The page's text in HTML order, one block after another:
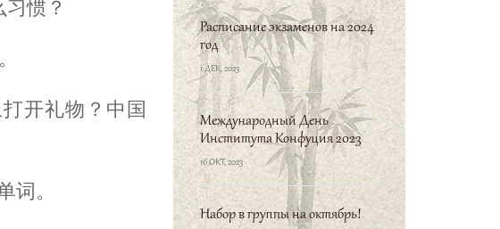
惯？
开礼物？中国
词。
Расписание экзаменов на 2024
год
1 ДЕК, 2023
Международный День
Института Конфуция 2023
16 ОКТ, 2023
Набор в группы на октябрь!